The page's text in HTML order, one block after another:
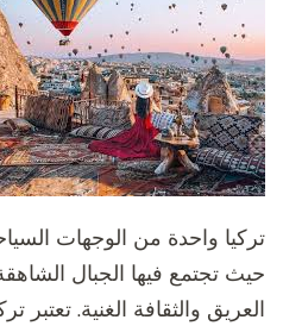
تركيا واحدة من الوجهات
حيث تجتمع فيها الجبال
العريق والثقافة الغنية. تعتبر